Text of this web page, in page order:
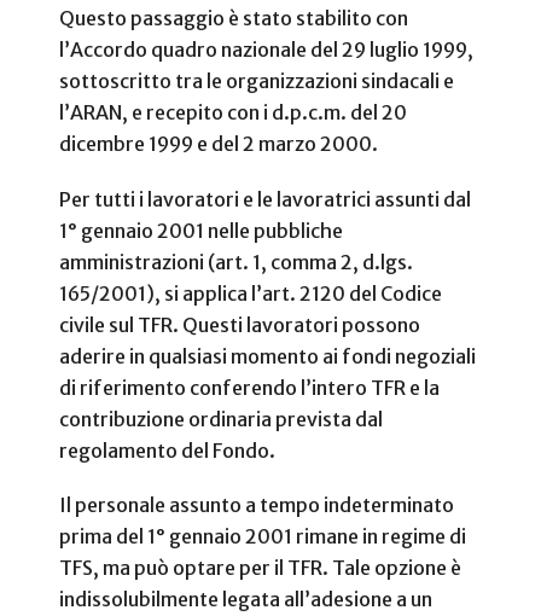
Questo passaggio è stato stabilito con
l’Accordo quadro nazionale del 29 luglio 1999,
sottoscritto tra le organizzazioni sindacali e
l’ARAN, e recepito con i d.p.c.m. del 20
dicembre 1999 e del 2 marzo 2000.
Per tutti i lavoratori e le lavoratrici assunti dal
1° gennaio 2001 nelle pubbliche
amministrazioni (art. 1, comma 2, d.lgs.
165/2001), si applica l’art. 2120 del Codice
civile sul TFR. Questi lavoratori possono
aderire in qualsiasi momento ai fondi negoziali
di riferimento conferendo l’intero TFR e la
contribuzione ordinaria prevista dal
regolamento del Fondo.
Il personale assunto a tempo indeterminato
prima del 1° gennaio 2001 rimane in regime di
TFS, ma può optare per il TFR. Tale opzione è
indissolubilmente legata all’adesione a un